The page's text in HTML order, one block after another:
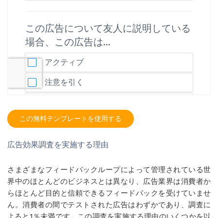
この無料テンプレートを使用する
広告効果調査を実施する理由
さまざまなフィードバックループによって管理されている世
界中のほとんどのビジネスとは異なり、広告業界は消費者か
らほとんど目的と信頼できるフィードバックを受けていませ
ん。消費者の間でテストされた広告はわずかであり、調査に